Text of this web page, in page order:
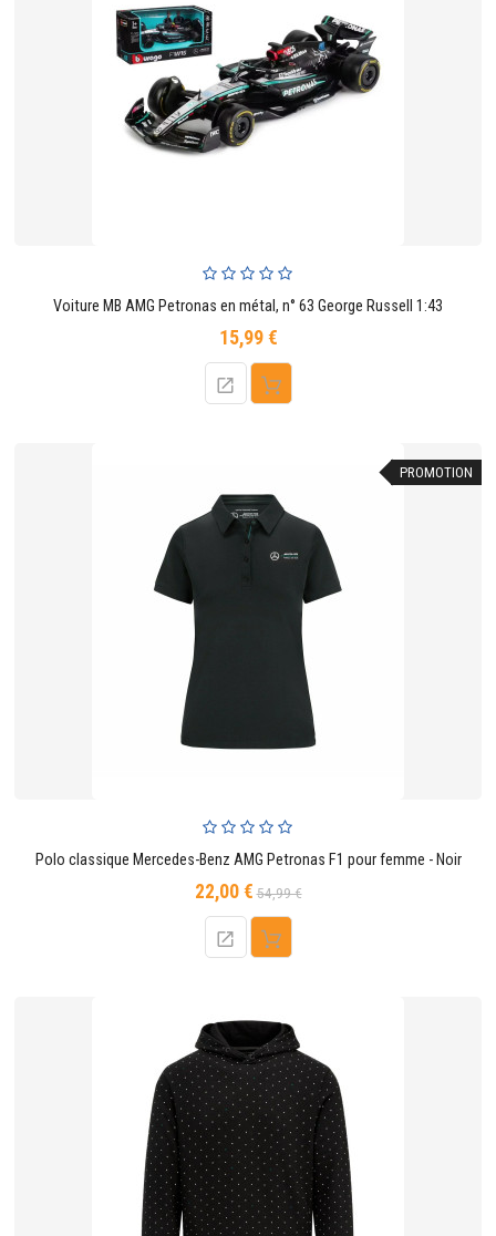
Voiture MB AMG Petronas en métal, n° 63 George Russell 1:43
15,99 €Prix
PROMOTION
Polo classique Mercedes-Benz AMG Petronas F1 pour femme - Noir
22,00 €Prix
de
base
54,99 €Prix